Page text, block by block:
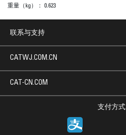
重量（kg）： 0.623
联系与支持
支付方式
CATWJ.COM.CN
CAT-CN.COM